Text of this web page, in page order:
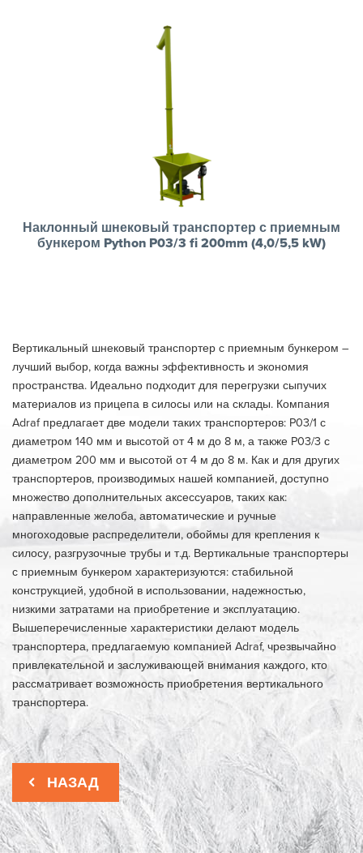
Наклонный шнековый транспортер с приемным
бункером Python P03/3 fi 200mm (4,0/5,5 kW)
Вертикальный шнековый транспортер с приемным бункером –
лучший выбор, когда важны эффективность и экономия
пространства. Идеально подходит для перегрузки сыпучих
материалов из прицепа в силосы или на склады. Компания
Adraf предлагает две модели таких транспортеров: P03/1 с
диаметром 140 мм и высотой от 4 м до 8 м, а также P03/3 с
диаметром 200 мм и высотой от 4 м до 8 м. Как и для других
транспортеров, производимых нашей компанией, доступно
множество дополнительных аксессуаров, таких как:
направленные желоба, автоматические и ручные
многоходовые распределители, обоймы для крепления к
силосу, разгрузочные трубы и т.д. Вертикальные транспортеры
с приемным бункером характеризуются: стабильной
конструкцией, удобной в использовании, надежностью,
низкими затратами на приобретение и эксплуатацию.
Вышеперечисленные характеристики делают модель
транспортера, предлагаемую компанией Adraf, чрезвычайно
привлекательной и заслуживающей внимания каждого, кто
рассматривает возможность приобретения вертикального
транспортера.
НАЗАД